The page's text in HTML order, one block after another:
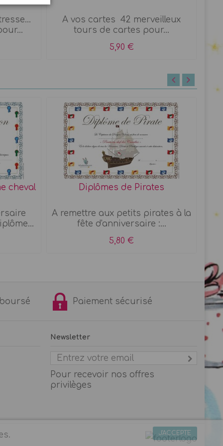
A vos cartes 42 merveilleux
tours de cartes pour...
5,90 €
cheval Diplômes de Pirates
A remettre aux petits pirates à la
fête d'anniversaire :...
5,80 €
A
Paiement sécurisé
Newsletter
Pour recevoir nos offres
privilèges
J'ACCEPTE